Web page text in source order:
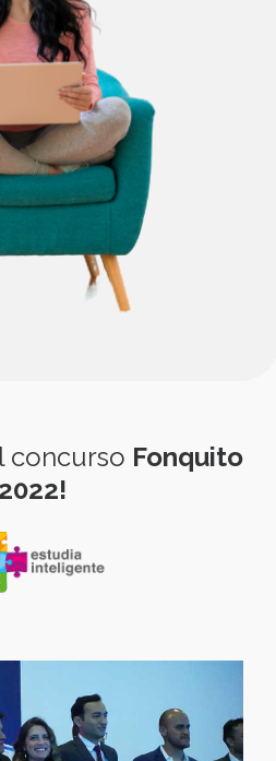
concurso Fonquito
2022!